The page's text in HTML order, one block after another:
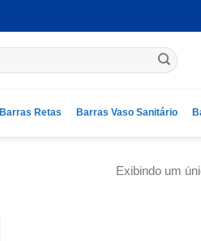
Barras Retas Barras Vaso Sanitário
Exibindo um